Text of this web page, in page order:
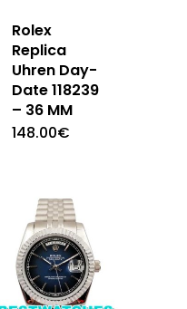
Rolex
Replica
Uhren Day-
Date 118239
– 36 MM
148.00€